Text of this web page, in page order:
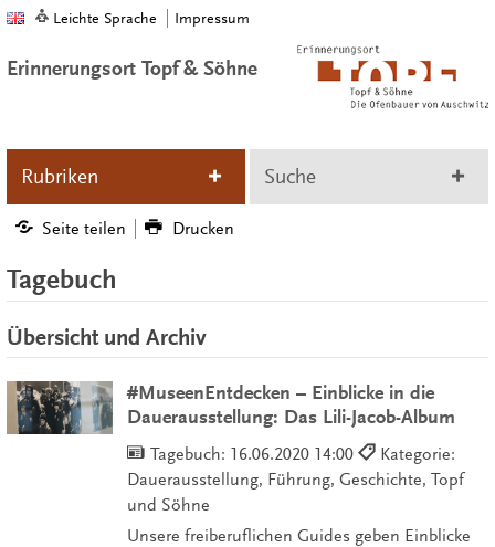
Leichte Sprache Impressum
Erinnerungsort Topf & Söhne
Rubriken Suche
Seite teilen Drucken
Tagebuch
Übersicht und Archiv
#MuseenEntdecken – Einblicke in die
Dauerausstellung: Das Lili-Jacob-Album
Tagebuch: 16.06.2020 14:00
Kategorie:
Dauerausstellung, Führung, Geschichte, Topf
und Söhne
Unsere freiberuflichen Guides geben Einblicke